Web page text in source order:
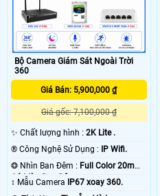
camera lên hình dơn giản nhất. ☎
Bộ Camera Giám Sát Ngoài Trời
360
Giá Bán: 5,900,000 ₫
Giá gốc: 7,100,000 ₫
✨ Chất lượng hình : 2K Lite .
®️ Công Nghệ Sử Dụng :
IP Wifi.
❂ Nhìn Ban Đêm : Full Color 20m
Có Màu Ban Ðêm.
↕️ Mẫu Camera
IP67 xoay 360.